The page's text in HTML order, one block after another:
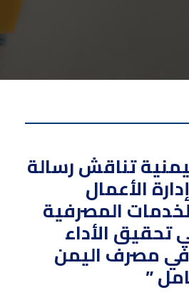
تناقش رسالة
الأعمال
المصرفية
تحقيق الأداء
في مصرف اليمن
”